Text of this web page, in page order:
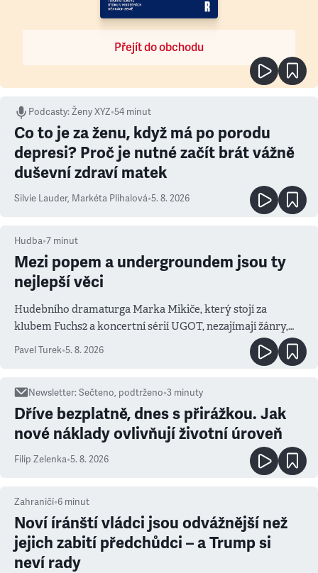
Přejít do obchodu
Podcasty:Ženy XYZ•54 minut
Co to je za ženu, když má po porodu
depresi? Proč je nutné začít brát vážně
duševní zdraví matek
Silvie Lauder, Markéta Plíhalová•5. 8. 2026
Hudba•7 minut
Mezi popem a undergroundem jsou ty
nejlepší věci
Hudebního dramaturga Marka Mikiče, který stojí za
klubem Fuchs2 a koncertní sérií UGOT, nezajímají žánry,
ale atmosféra
Pavel Turek•5. 8. 2026
Newsletter:Sečteno, podtrženo•3 minuty
Dříve bezplatně, dnes s přirážkou. Jak
nové náklady ovlivňují životní úroveň
Filip Zelenka•5. 8. 2026
Zahraničí•6 minut
Noví íránští vládci jsou odvážnější než
jejich zabití předchůdci – a Trump si
neví rady